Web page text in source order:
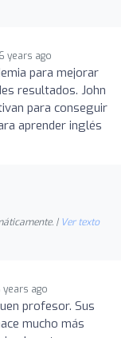
6 years ago
para mejorar
resultados. John
para conseguir
aprender inglés
| Ver texto
years ago
profesor. Sus
mucho más